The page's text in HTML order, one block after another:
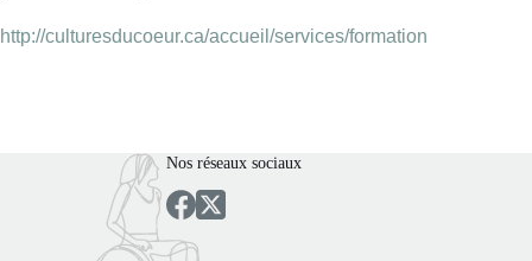
http://culturesducoeur.ca/accueil/services/formation
Nos réseaux sociaux